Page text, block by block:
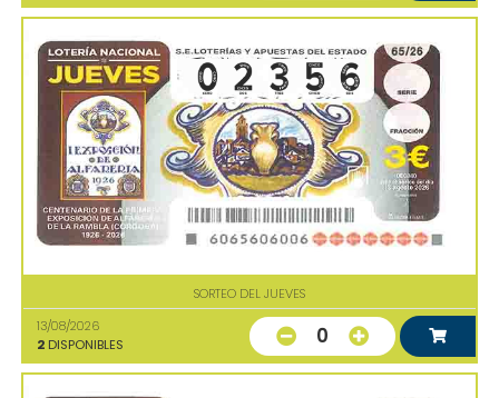
SORTEO DEL JUEVES
13/08/2026
2 DISPONIBLES 0